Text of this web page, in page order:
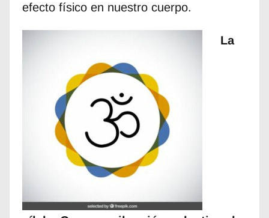
efecto físico en nuestro cuerpo.
La